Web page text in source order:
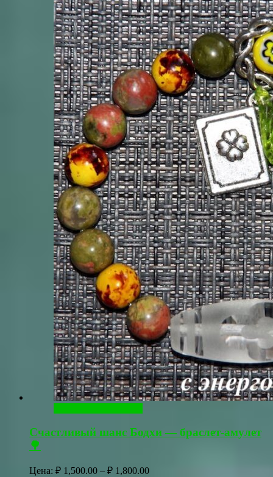
Счастливый шанс Бодхи — браслет-амулет
🌳
Цена: ₽ 1,500.00 – ₽ 1,800.00Диапазон